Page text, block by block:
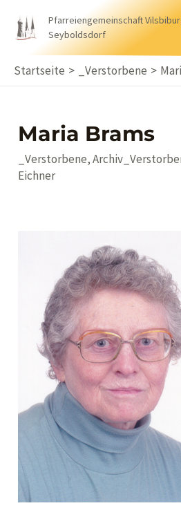
Inhalt
Pfarreiengemeinschaft
Seyboldsdorf
Startseite _Verstorbene
Maria Brams
_Verstorbene,
Eichner